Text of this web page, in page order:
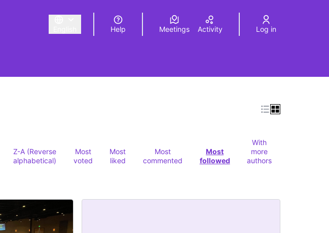
Triar la llengua Elegir el idiomaChoose language
Help Meetings Activity Log in
Z-A (Reverse
alphabetical)
Most
voted
Most
liked
Most
commented
Most
followed
With
more
authors